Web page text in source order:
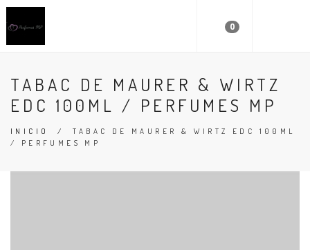
0
TABAC DE MAURER & WIRTZ
EDC 100ML / PERFUMES MP
INICIO /TABAC DE MAURER & WIRTZ EDC 100ML
/ PERFUMES MP